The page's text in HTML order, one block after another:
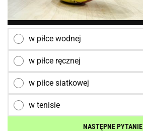
w piłce wodnej
w piłce ręcznej
w piłce siatkowej
w tenisie
NASTĘPNE PYTANIE